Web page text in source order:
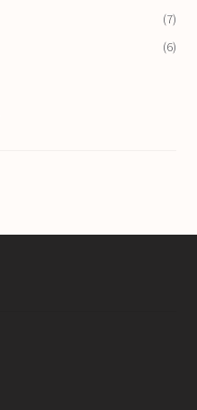
(7)
(6)